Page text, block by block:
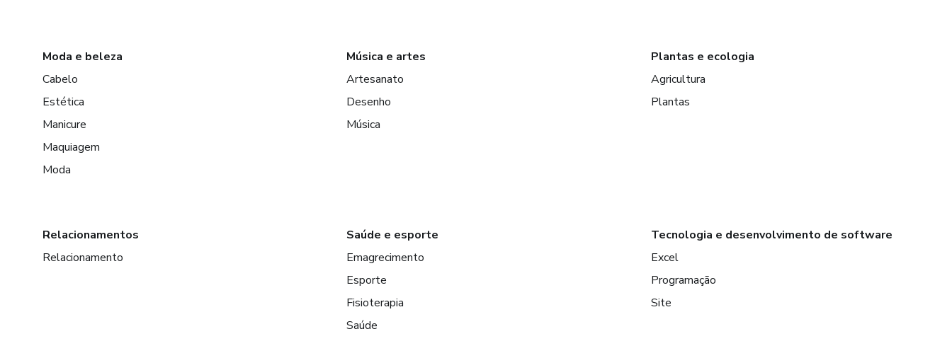
Moda e beleza
Cabelo
Estética
Manicure
Maquiagem
Moda
Música e artes
Artesanato
Desenho
Música
Plantas e ecologia
Agricultura
Plantas
Relacionamentos
Relacionamento
Saúde e esporte
Emagrecimento
Esporte
Fisioterapia
Saúde
Tecnologia e desenvolvimento de software
Excel
Programação
Site